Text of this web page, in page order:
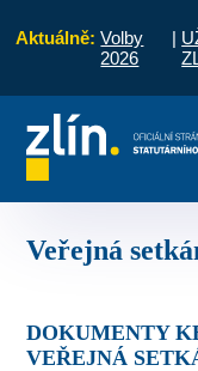
Aktuálně: Volby
2026
|
vyřídit
Veřejná
DOKUMENTY KE STAŽENÍ ZE SLOŽKY
VEŘEJNÁ